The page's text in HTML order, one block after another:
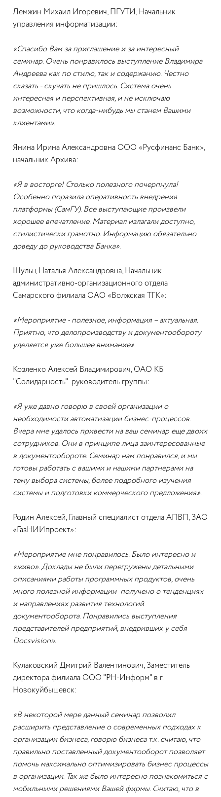
Лемжин Михаил Игоревич, ПГУТИ, Начальник
управления информатизации:
«Спасибо Вам за приглашение и за интересный
семинар. Очень понравилось выступление Владимира
Андреева как по стилю, так и содержанию. Честно
сказать - скучать не пришлось. Система очень
интересная и перспективная, и не исключаю
возможности, что когда-нибудь мы станем Вашими
клиентами».
Янина Ирина Александровна ООО «Русфинанс Банк»,
начальник Архива:
«Я в восторге! Столько полезного почерпнула!
Особенно поразила оперативность внедрения
платформы (СамГУ). Все выступающие произвели
хорошее впечатление. Материал излагали доступно,
стилистически грамотно. Информацию обязательно
доведу до руководства Банка».
Шульц Наталья Александровна, Начальник
административно-организационного отдела
Самарского филиала ОАО «Волжская ТГК»:
«Мероприятие - полезное, информация – актуальная.
Приятно, что делопроизводству и документообороту
уделяется уже большее внимание».
Козленко Алексей Владимирович, ОАО КБ
"Солидарность" руководитель группы:
«Я уже давно говорю в своей организации о
необходимости автоматизации бизнес-процессов.
Вчера мне удалось привести на ваш семинар еще двоих
сотрудников. Они в принципе лица заинтересованные
в документообороте. Семинар нам понравился, и мы
готовы работать с вашими и нашими партнерами на
тему выбора системы, более подробного изучения
системы и подготовки коммерческого предложения».
Родин Алексей, Главный специалист отдела АПВП, ЗАО
«ГазНИИпроект»:
«Мероприятие мне понравилось. Было интересно и
«живо». Доклады не были перегружены детальными
описаниями работы программных продуктов, очень
много полезной информации получено о тенденциях
и направлениях развития технологий
документооборота. Понравились выступления
представителей предприятий, внедривших у себя
Docsvision».
Кулаковский Дмитрий Валентинович, Заместитель
директора филиала ООО "РН-Информ" в г.
Новокуйбышевск:
«В некоторой мере данный семинар позволил
расширить представление о современных подходах к
организации бизнеса, говорю бизнеса т.к. считаю, что
правильно поставленный документооборот позволяет
помочь максимально оптимизировать бизнес процессы
в организации. Так же было интересно познакомиться с
мобильными решениями Вашей фирмы. Считаю, что в